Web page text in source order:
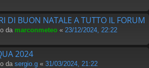
DI BUON NATALE A TUTTO IL FORUM
da marconmeteo « 23/12/2024, 22:22
2024
da sergio.g « 31/03/2024, 21:22